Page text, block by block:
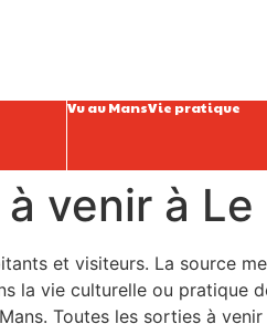
Vu au MansVie pratique
venir à Le
et visiteurs. La source
la vie culturelle ou pratique
Toutes les sorties à